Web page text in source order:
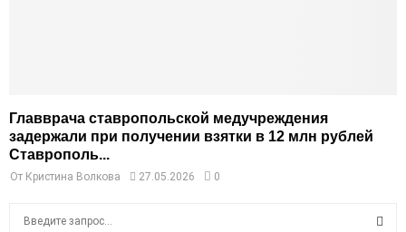
Главврача ставропольской медучреждения
задержали при получении взятки в 12 млн рублей
Ставрополь...
От Кристина Волкова 27.05.2026 0